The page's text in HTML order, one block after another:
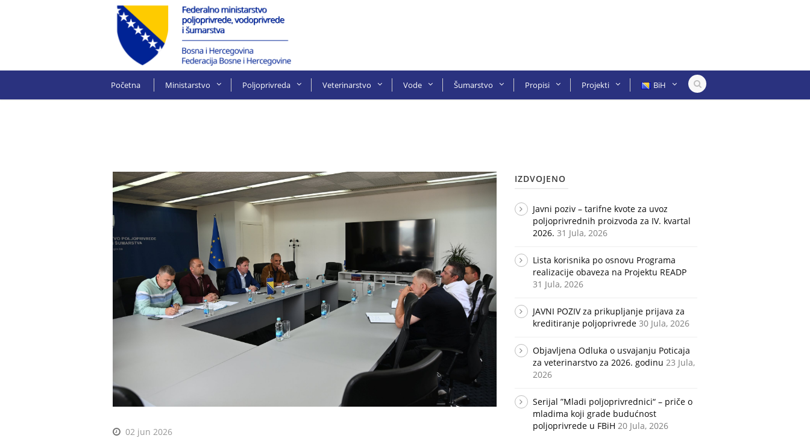
Početna Ministarstvo Poljoprivreda Veterinarstvo Vode Šumarstvo Propisi Projekti BiH
02 jun 2026
IZDVOJENO
Javni poziv – tarifne kvote za uvoz
poljoprivrednih proizvoda za IV. kvartal
2026. 31 Jula, 2026
Lista korisnika po osnovu Programa
realizacije obaveza na Projektu READP
31 Jula, 2026
JAVNI POZIV za prikupljanje prijava za
kreditiranje poljoprivrede 30 Jula, 2026
Objavljena Odluka o usvajanju Poticaja
za veterinarstvo za 2026. godinu 23 Jula,
2026
Serijal ”Mladi poljoprivrednici“ – priče o
mladima koji grade budućnost
poljoprivrede u FBiH 20 Jula, 2026